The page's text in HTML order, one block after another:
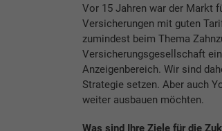
Vor 15 Jahren war der Markt
Versicherungen mit guten
zumindest beim Thema
Versicherungsgesellschaft
Anzeigenbereich. Wir sind
Strategie setzen. Aber auch
weiter ausbauen möchten.
Was sind Ihre Ziele für die